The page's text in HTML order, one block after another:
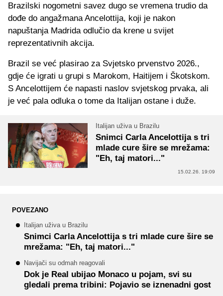
Brazilski nogometni savez dugo se vremena trudio da
dođe do angažmana Ancelottija, koji je nakon
napuštanja Madrida odlučio da krene u svijet
reprezentativnih akcija.
Brazil se već plasirao za Svjetsko prvenstvo 2026.,
gdje će igrati u grupi s Marokom, Haitijem i Škotskom.
S Ancelottijem će napasti naslov svjetskog prvaka, ali
je već pala odluka o tome da Italijan ostane i duže.
Italijan uživa u Brazilu
Snimci Carla Ancelottija s tri
mlade cure šire se mrežama:
"Eh, taj matori..."
15.02.26. 19:09
POVEZANO
Italijan uživa u Brazilu
Snimci Carla Ancelottija s tri mlade cure šire se
mrežama: "Eh, taj matori..."
Navijači su odmah reagovali
Dok je Real ubijao Monaco u pojam, svi su
gledali prema tribini: Pojavio se iznenadni gost